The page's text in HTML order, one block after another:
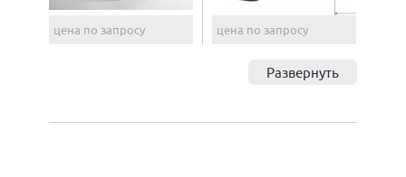
цена по запросу цена по запросу
Развернуть